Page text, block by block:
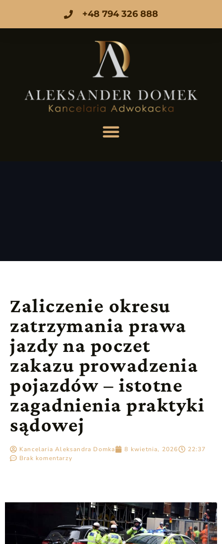
+48 794 326 888
Zaliczenie okresu
zatrzymania prawa
jazdy na poczet
zakazu prowadzenia
pojazdów – istotne
zagadnienia praktyki
sądowej
Kancelaria Aleksandra Domka 8 kwietnia, 2026
22:37
Brak komentarzy